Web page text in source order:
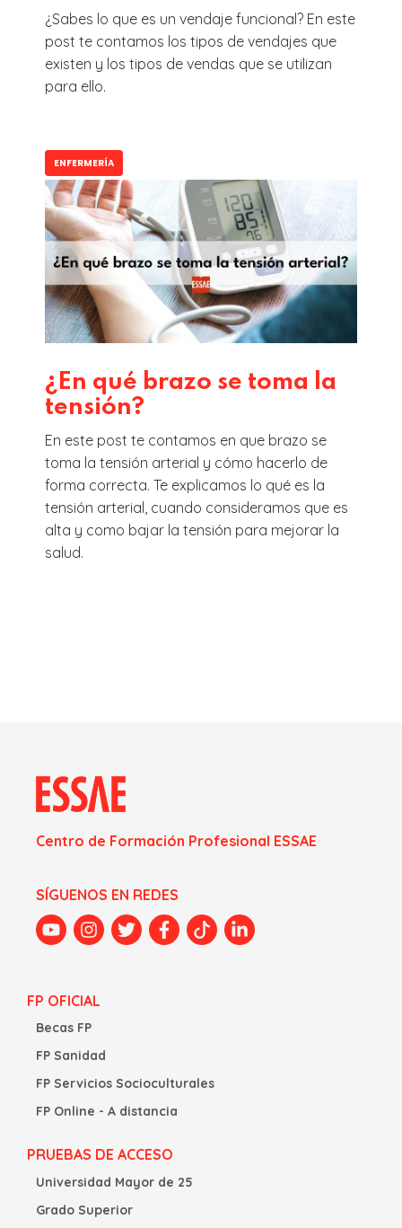
¿Sabes lo que es un vendaje funcional? En este
post te contamos los tipos de vendajes que
existen y los tipos de vendas que se utilizan
para ello.
ENFERMERÍA
¿En qué brazo se toma la
tensión?
En este post te contamos en que brazo se
toma la tensión arterial y cómo hacerlo de
forma correcta. Te explicamos lo qué es la
tensión arterial, cuando consideramos que es
alta y como bajar la tensión para mejorar la
salud.
Centro de Formación Profesional ESSAE
SÍGUENOS EN REDES
FP OFICIAL
Becas FP
FP Sanidad
FP Servicios Socioculturales
FP Online - A distancia
PRUEBAS DE ACCESO
Universidad Mayor de 25
Grado Superior